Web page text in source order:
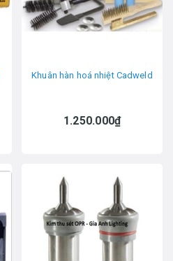
Khuân hàn hoá nhiệt Cadweld
1.250.000₫